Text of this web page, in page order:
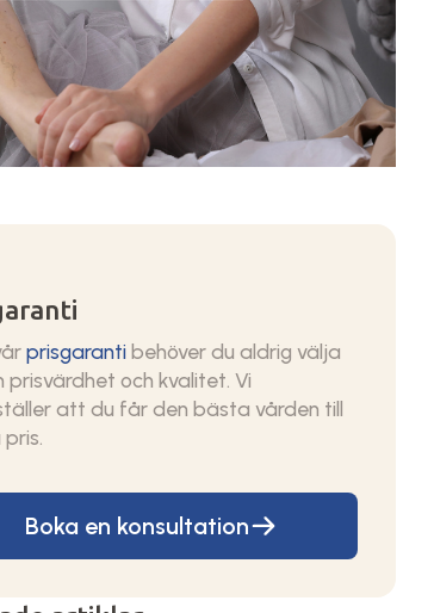
prisgarantibehöver du aldrig välja
prisvärdhet och kvalitet. Vi
att du får den bästa vården till
Boka en konsultation